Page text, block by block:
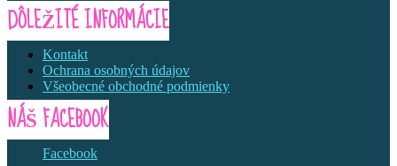
DÔLEŽITÉ INFORMÁCIE
Kontakt
Ochrana osobných údajov
Všeobecné obchodné podmienky
NÁŠ FACEBOOK
Facebook